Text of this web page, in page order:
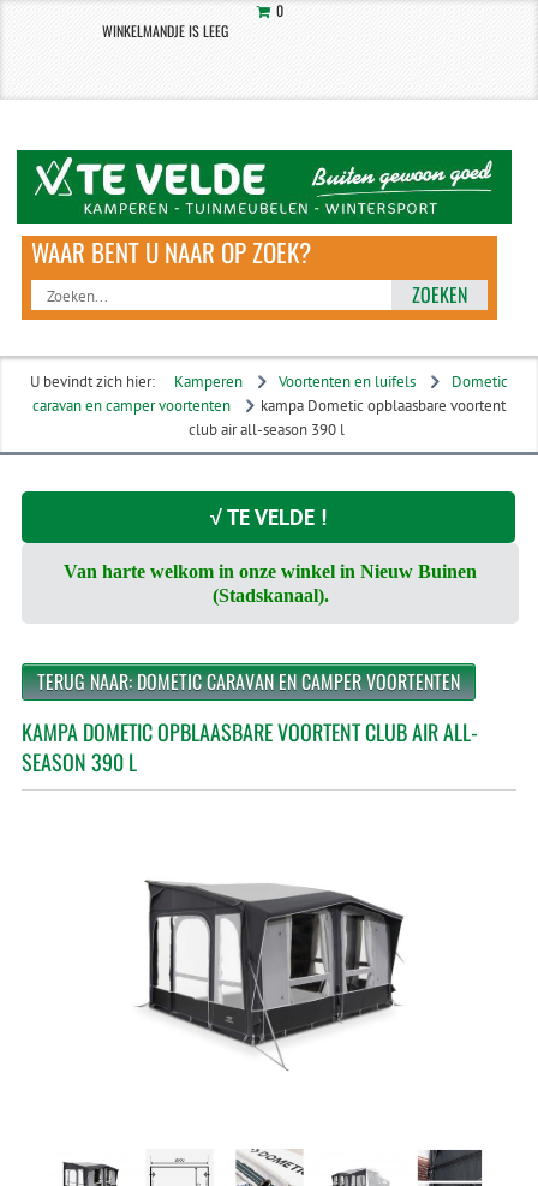
0
WINKELMANDJE IS LEEG
ZOEKEN
U bevindt zich hier: Kamperen Voortenten en luifels
Dometic
caravan en camper voortenten
kampa Dometic opblaasbare voortent
club air all-season 390 l
√ TE VELDE !
Van harte welkom in onze winkel in Nieuw Buinen
(Stadskanaal).
TERUG NAAR: DOMETIC CARAVAN EN CAMPER VOORTENTEN
KAMPA DOMETIC OPBLAASBARE VOORTENT CLUB AIR ALL-
SEASON 390 L